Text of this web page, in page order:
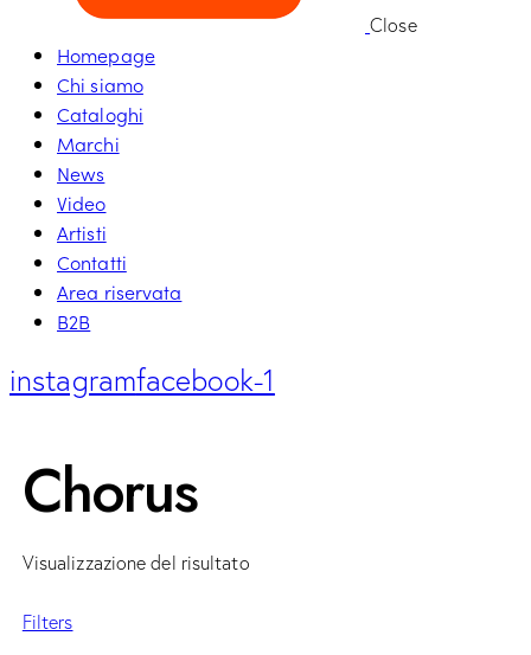
Close
Homepage
Chi siamo
Cataloghi
Marchi
News
Video
Artisti
Contatti
Area riservata
B2B
instagramfacebook-1
Chorus
Visualizzazione del risultato
Filters